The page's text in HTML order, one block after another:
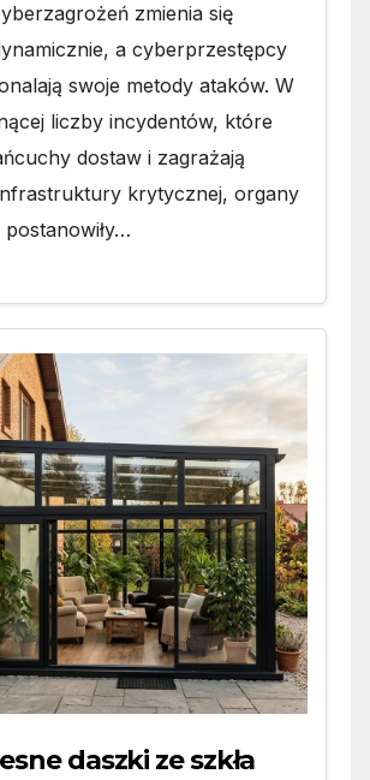
zmienia się
a cyberprzestępcy
swoje metody ataków. W
liczby incydentów, które
dostaw i zagrażają
krytycznej, organy
daszki ze szkła